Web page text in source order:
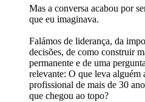
Mas a conversa acabou por
que eu imaginava.
Falámos de liderança, da
decisões, de como construir
permanente e de uma
relevante: O que leva alguém
profissional de mais de 30
que chegou ao topo?